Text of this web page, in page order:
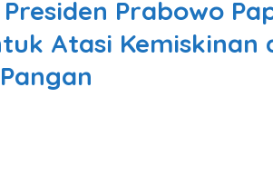
Presiden Prabowo
Atasi Kemiskinan